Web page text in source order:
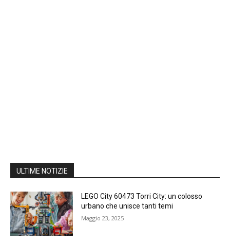
ULTIME NOTIZIE
LEGO City 60473 Torri City: un colosso
urbano che unisce tanti temi
Maggio 23, 2025